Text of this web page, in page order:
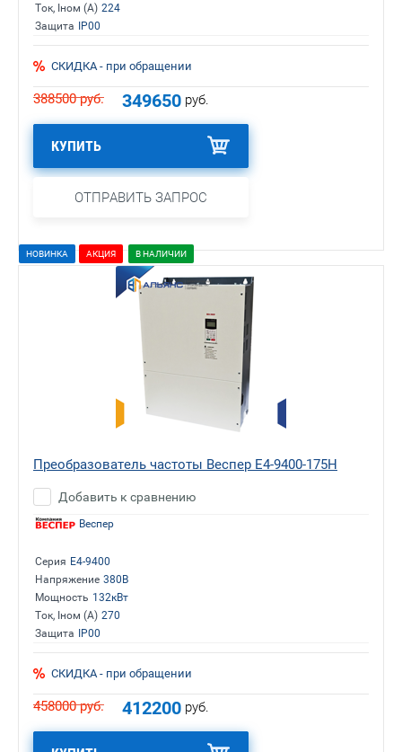
Ток, Iном (А) 224
Защита IP00
СКИДКА - при обращении
388500руб. 349650 руб.
КУПИТЬ
ОТПРАВИТЬ ЗАПРОС
НОВИНКА АКЦИЯ В НАЛИЧИИ
Преобразователь частоты Веспер E4-9400-175H
Добавить к сравнению
Веспер
Серия E4-9400
Напряжение 380В
Мощность 132кВт
Ток, Iном (А) 270
Защита IP00
СКИДКА - при обращении
458000руб. 412200 руб.